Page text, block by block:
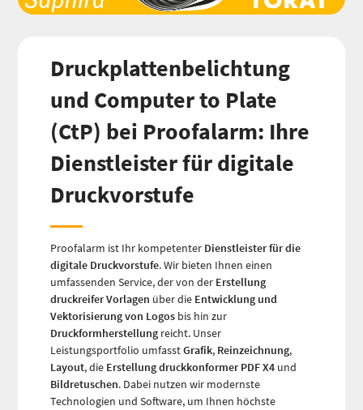
Druckplattenbelichtung
und Computer to Plate
(CtP) bei Proofalarm: Ihre
Dienstleister für digitale
Druckvorstufe
Proofalarm ist Ihr kompetenter Dienstleister für die
digitale Druckvorstufe. Wir bieten Ihnen einen
umfassenden Service, der von der Erstellung
druckreifer Vorlagen über die Entwicklung und
Vektorisierung von Logos bis hin zur
Druckformherstellung reicht. Unser
Leistungsportfolio umfasstGrafik, Reinzeichnung,
Layout, die Erstellung druckkonformer PDF X4 und
Bildretuschen. Dabei nutzen wir modernste
Technologien und Software, um Ihnen höchste